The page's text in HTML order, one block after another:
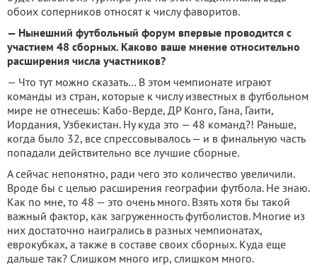
обоих соперников относят к числу фаворитов.
— Нынешний футбольный форум впервые проводится с
участием 48 сборных. Каково ваше мнение относительно
расширения числа участников?
— Что тут можно сказать… В этом чемпионате играют
команды из стран, которые к числу известных в футбольном
мире не отнесешь: Кабо-Верде, ДР Конго, Гана, Гаити,
Иордания, Узбекистан. Ну куда это — 48 команд?! Раньше,
когда было 32, все спрессовывалось — и в финальную часть
попадали действительно все лучшие сборные.
А сейчас непонятно, ради чего это количество увеличили.
Вроде бы с целью расширения географии футбола. Не знаю.
Как по мне, то 48 — это очень много. Взять хотя бы такой
важный фактор, как загруженность футболистов. Многие из
них достаточно наигрались в разных чемпионатах,
еврокубках, а также в составе своих сборных. Куда еще
дальше так? Слишком много игр, слишком много.